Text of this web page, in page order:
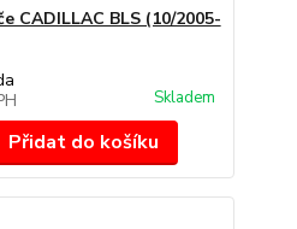
CADILLAC BLS (10/2005-
Skladem
Přidat do košíku